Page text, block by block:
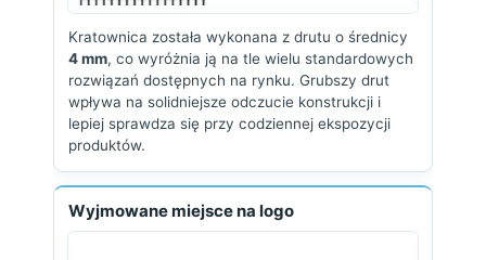
Kratownica została wykonana z drutu o średnicy
4 mm, co wyróżnia ją na tle wielu standardowych
rozwiązań dostępnych na rynku. Grubszy drut
wpływa na solidniejsze odczucie konstrukcji i
lepiej sprawdza się przy codziennej ekspozycji
produktów.
Wyjmowane miejsce na logo